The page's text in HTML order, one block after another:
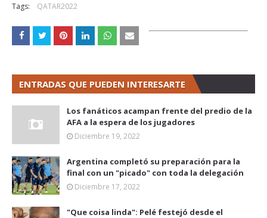
Tags: QATAR2022
ENTRADAS QUE PUEDEN INTERESARTE
Los fanáticos acampan frente del predio de la
AFA a la espera de los jugadores
Diciembre 19, 2022
Argentina completó su preparación para la
final con un "picado" con toda la delegación
Diciembre 17, 2022
"Que coisa linda": Pelé festejó desde el